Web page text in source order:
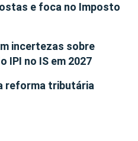
e foca no Imposto
incertezas sobre
IPI no IS em 2027
reforma tributária